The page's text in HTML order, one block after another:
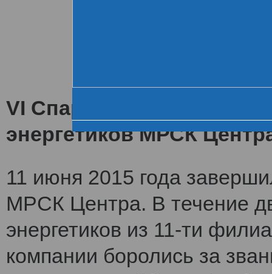
VI Спартакиада
энергетиков МРСК
11 июня 2015 года
МРСК Центра. В течение
энергетиков из 11-ти
компании боролись за